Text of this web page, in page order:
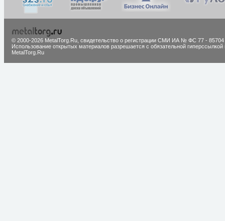
© 2000-2026 MetalTorg.Ru, cвидетельство о регистрации СМИ ИА № ФС 77 - 85704
Использование открытых материалов разрешается с обязательной гиперссылкой
MetalTorg.Ru